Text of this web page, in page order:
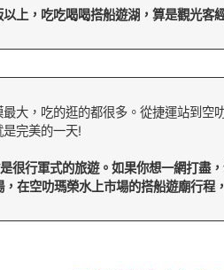
上，吃吃喝喝搭船遊湖，算是觀光客
大，吃的逛的都很多。從捷運站到空
完美的一天!
很行軍式的旅遊。如果你想一網打盡
在空叻瑪榮水上市場的搭船遊廟行程